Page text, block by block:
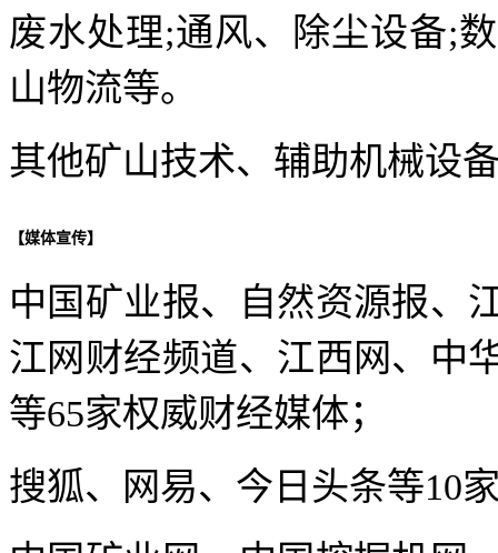
废水处理;通风、除尘设备;
山物流等。
其他矿山技术、辅助机械设
【媒体宣传】
中国矿业报、自然资源报、
江网财经频道、江西网、中
等65家权威财经媒体；
搜狐、网易、今日头条等10